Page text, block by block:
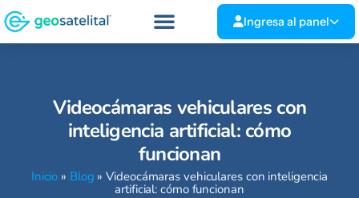
Ingresa al panel
Videocámaras vehiculares con
inteligencia artificial: cómo
funcionan
Inicio » Blog »Videocámaras vehiculares con inteligencia
artificial: cómo funcionan